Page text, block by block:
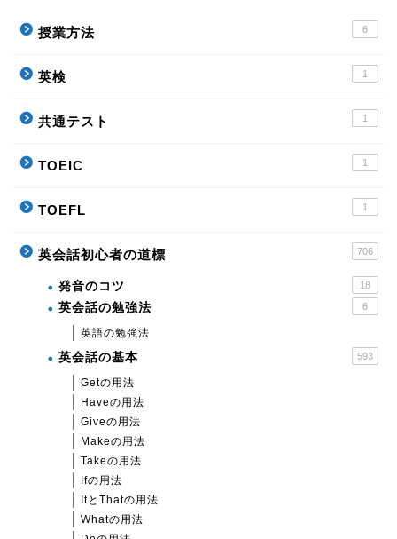
授業方法 6
英検 1
共通テスト 1
TOEIC 1
TOEFL 1
英会話初心者の道標 706
発音のコツ 18
英会話の勉強法 6
英語の勉強法
英会話の基本 593
Getの用法
Haveの用法
Giveの用法
Makeの用法
Takeの用法
Ifの用法
ItとThatの用法
Whatの用法